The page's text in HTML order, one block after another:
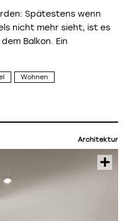
Spätestens wenn
nicht mehr sieht, ist es
Balkon. Ein
Wohnen
Architektur